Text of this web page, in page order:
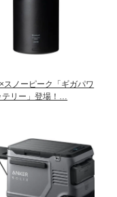
スノーピーク「ギガパワ
テリー」登場！…